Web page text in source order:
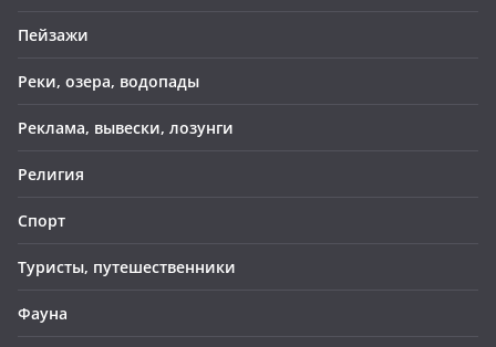
Пейзажи
Реки, озера, водопады
Реклама, вывески, лозунги
Религия
Спорт
Туристы, путешественники
Фауна